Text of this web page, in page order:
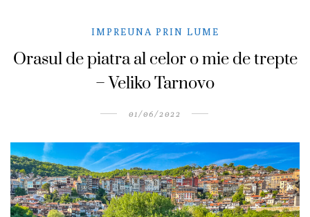
IMPREUNA PRIN LUME
Orasul de piatra al celor o mie de trepte
– Veliko Tarnovo
01/06/2022